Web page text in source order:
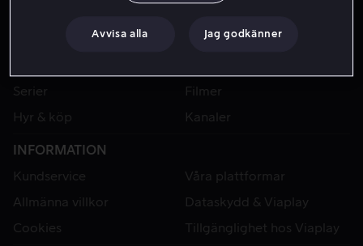
Serier
Filmer
Hyr & köp
Kanaler
INFORMATION
Kundservice
Våra plattformar
Allmänna villkor
Dataskydd & Viaplay
Cookies
Tillgänglighet hos Viaplay
Avvisa alla Jag godkänner